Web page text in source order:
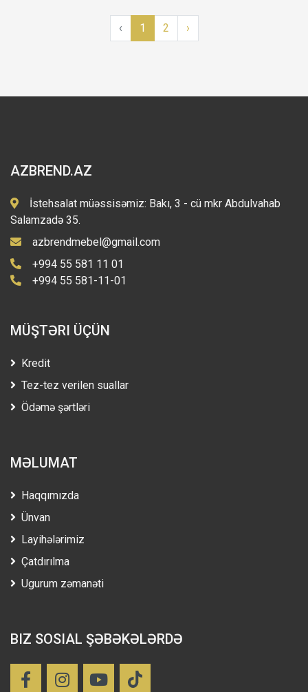
‹ 1 2 ›
AZBREND.AZ
İstehsalat müəssisəmiz: Bakı, 3 - cü mkr Abdulvahab
Salamzadə 35.
azbrendmebel@gmail.com
+994 55 581 11 01
+994 55 581-11-01
MÜŞTƏRI ÜÇÜN
Kredit
Tez-tez verilen suallar
Ödəmə şərtləri
MƏLUMAT
Haqqımızda
Ünvan
Layihələrimiz
Çatdırılma
Ugurum zəmanəti
BIZ SOSIAL ŞƏBƏKƏLƏRDƏ